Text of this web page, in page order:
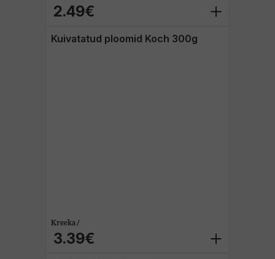
2.49€
Kuivatatud ploomid Koch 300g
Kreeka /
3.39€